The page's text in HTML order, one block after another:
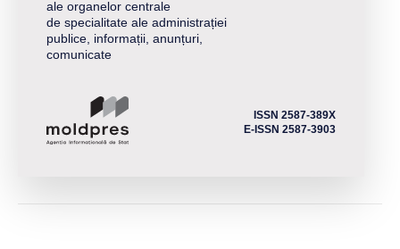
ale organelor centrale
de specialitate ale administrației
publice, informații, anunțuri,
comunicate
ISSN 2587-389X
E-ISSN 2587-3903